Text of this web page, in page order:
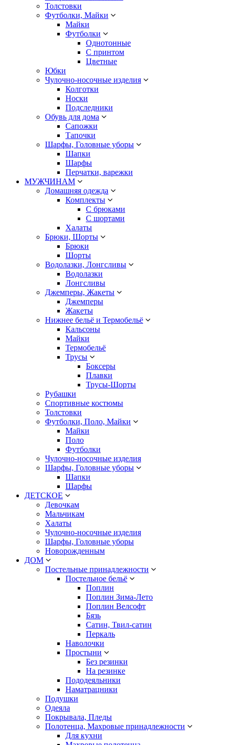
Толстовки
Футболки, Майки
Майки
Футболки
Однотонные
С принтом
Цветные
Юбки
Чулочно-носочные изделия
Колготки
Носки
Подследники
Обувь для дома
Сапожки
Тапочки
Шарфы, Головные уборы
Шапки
Шарфы
Перчатки, варежки
МУЖЧИНАМ
Домашняя одежда
Комплекты
С брюками
С шортами
Халаты
Брюки, Шорты
Брюки
Шорты
Водолазки, Лонгсливы
Водолазки
Лонгсливы
Джемперы, Жакеты
Джемперы
Жакеты
Нижнее бельё и Термобельё
Кальсоны
Майки
Термобельё
Трусы
Боксеры
Плавки
Трусы-Шорты
Рубашки
Спортивные костюмы
Толстовки
Футболки, Поло, Майки
Майки
Поло
Футболки
Чулочно-носочные изделия
Шарфы, Головные уборы
Шапки
Шарфы
ДЕТСКОЕ
Девочкам
Мальчикам
Халаты
Чулочно-носочные изделия
Шарфы, Головные уборы
Новорожденным
ДОМ
Постельные принадлежности
Постельное бельё
Поплин
Поплин Зима-Лето
Поплин Велсофт
Бязь
Сатин, Твил-сатин
Перкаль
Наволочки
Простыни
Без резинки
На резинке
Пододеяльники
Наматрацники
Подушки
Одеяла
Покрывала, Пледы
Полотенца, Махровые принадлежности
Для кухни